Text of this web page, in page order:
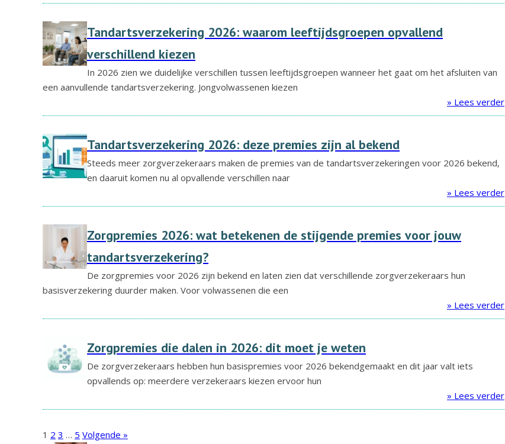
Tandartsverzekering 2026: waarom leeftijdsgroepen opvallend
verschillend kiezen
In 2026 zien we duidelijke verschillen tussen leeftijdsgroepen wanneer het gaat om het afsluiten van
een aanvullende tandartsverzekering. Jongvolwassenen kiezen
» Lees verder
Tandartsverzekering 2026: deze premies zijn al bekend
Steeds meer zorgverzekeraars maken de premies van de tandartsverzekeringen voor 2026 bekend,
en daaruit komen nu al opvallende verschillen naar
» Lees verder
Zorgpremies 2026: wat betekenen de stijgende premies voor jouw
tandartsverzekering?
De zorgpremies voor 2026 zijn bekend en laten zien dat verschillende zorgverzekeraars hun
basisverzekering duurder maken. Voor volwassenen die een
» Lees verder
Zorgpremies die dalen in 2026: dit moet je weten
De zorgverzekeraars hebben hun basispremies voor 2026 bekendgemaakt en dit jaar valt iets
opvallends op: meerdere verzekeraars kiezen ervoor hun
» Lees verder
1 2 3 … 5 Volgende »